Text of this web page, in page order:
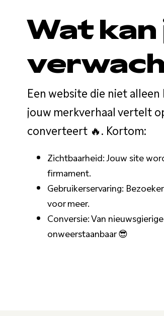
Wat kan
Een website die niet
jouw merkverhaal vertelt
converteert 🔥. Kortom:
Zichtbaarheid: Jouw site
firmament.
Gebruikerservaring:
voor meer.
Conversie: Van
onweerstaanbaar 😎